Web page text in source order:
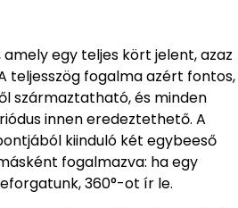
amely egy teljes kört jelent, azaz
teljesszög fogalma azért fontos,
származtatható, és minden
innen eredeztethető. A
kiinduló két egybeeső
fogalmazva: ha egy
360°-ot ír le.